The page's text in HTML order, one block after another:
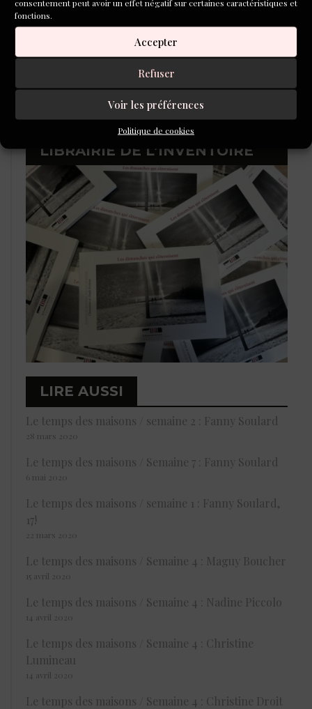
fonctions.
Accepter
Refuser
Voir les préférences
Politique de cookies
LIBRAIRIE DE L’INVENTOIRE
LIRE AUSSI
Le temps des maisons / semaine 2 : Fanny Soulard
28 mars 2020
Le temps des maisons / Semaine 7 : Fanny Soulard
6 mai 2020
Le temps des maisons / semaine 1 : Fanny Soulard,
17!
22 mars 2020
Le temps des maisons / Semaine 4 : Maguy Boucher
15 avril 2020
Le temps des maisons / Semaine 4 : Nadine Piccolo
14 avril 2020
Le temps des maisons / Semaine 4 : Christine
Lumineau
14 avril 2020
Le temps des maisons / Semaine 4 : Christine Droit